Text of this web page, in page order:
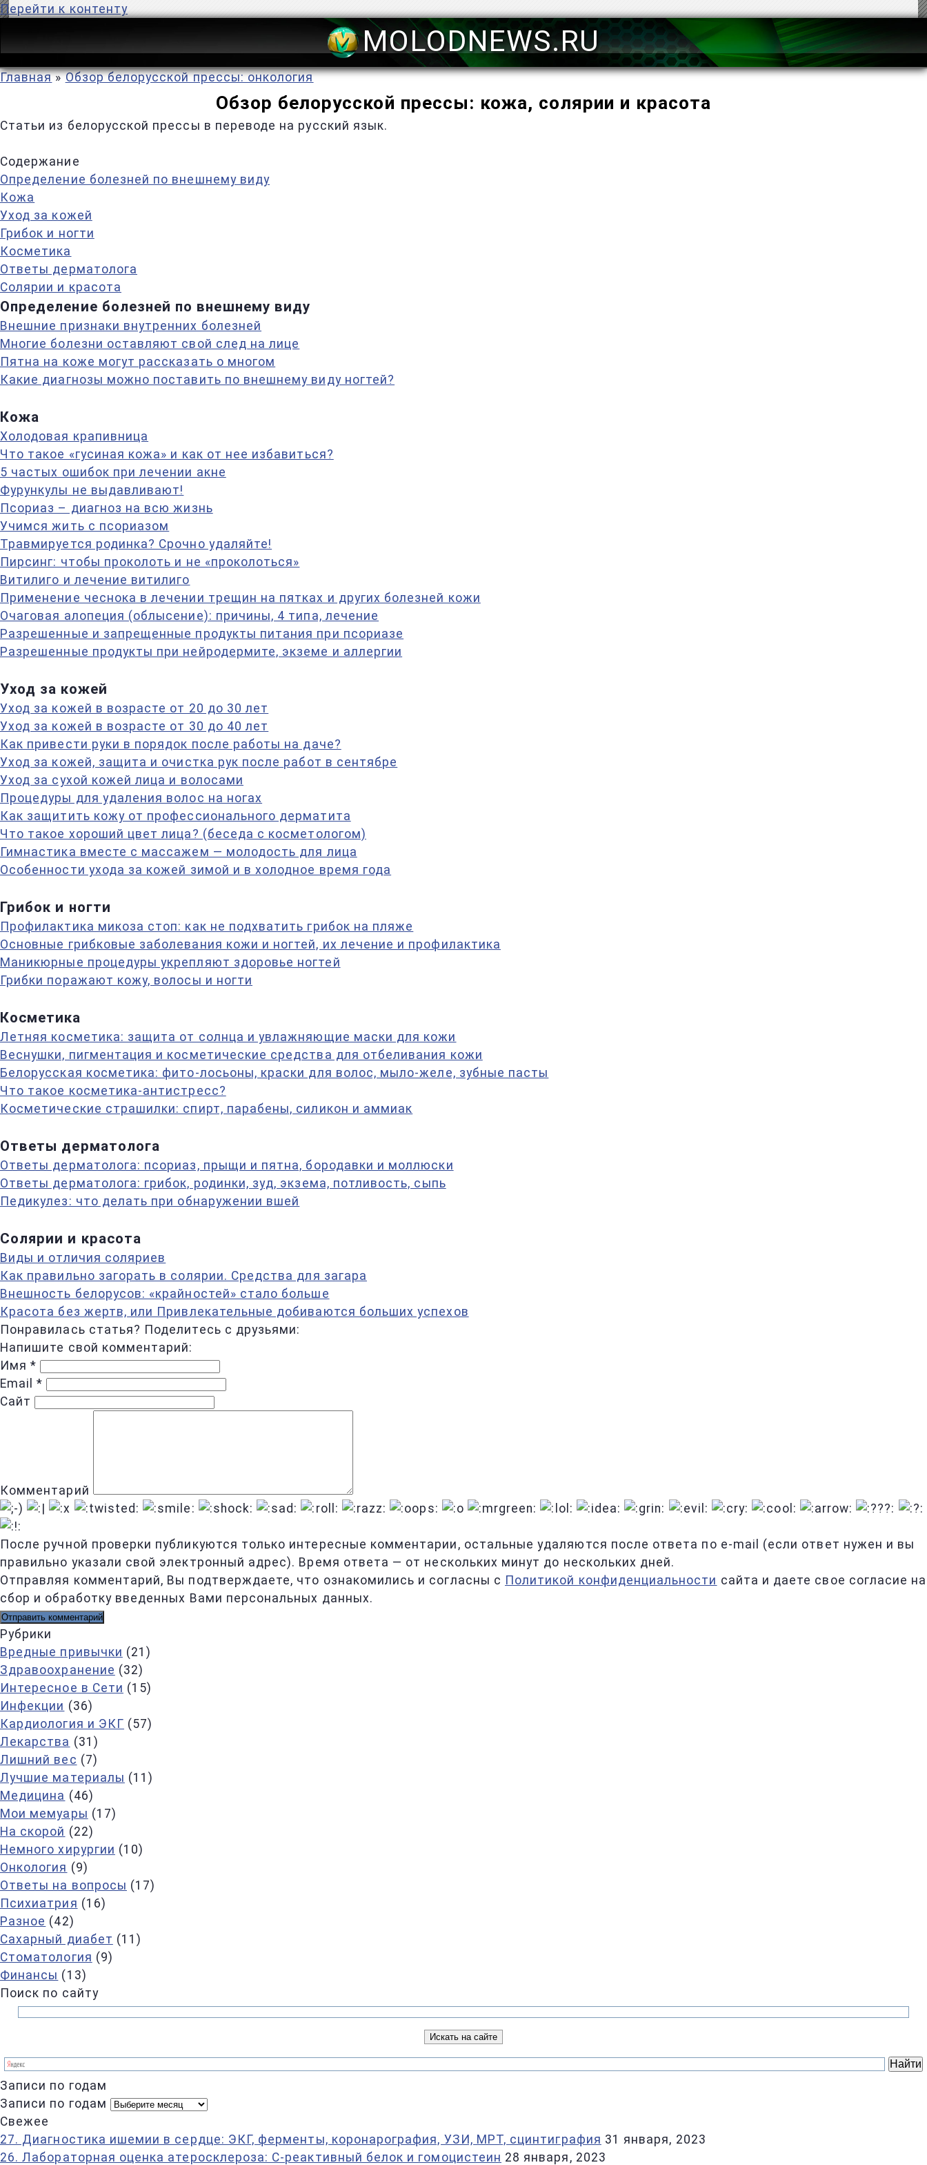
Перейти к контенту
MOLODNEWS.RU
Главная » Обзор белорусской прессы: онкология
Обзор белорусской прессы: кожа, солярии и красота
Статьи из белорусской прессы в переводе на русский язык.
Содержание
Определение болезней по внешнему виду
Кожа
Уход за кожей
Грибок и ногти
Косметика
Ответы дерматолога
Солярии и красота
Определение болезней по внешнему виду
Внешние признаки внутренних болезней
Многие болезни оставляют свой след на лице
Пятна на коже могут рассказать о многом
Какие диагнозы можно поставить по внешнему виду ногтей?
Кожа
Холодовая крапивница
Что такое «гусиная кожа» и как от нее избавиться?
5 частых ошибок при лечении акне
Фурункулы не выдавливают!
Псориаз – диагноз на всю жизнь
Учимся жить с псориазом
Травмируется родинка? Срочно удаляйте!
Пирсинг: чтобы проколоть и не «проколоться»
Витилиго и лечение витилиго
Применение чеснока в лечении трещин на пятках и других болезней кожи
Очаговая алопеция (облысение): причины, 4 типа, лечение
Разрешенные и запрещенные продукты питания при псориазе
Разрешенные продукты при нейродермите, экземе и аллергии
Уход за кожей
Уход за кожей в возрасте от 20 до 30 лет
Уход за кожей в возрасте от 30 до 40 лет
Как привести руки в порядок после работы на даче?
Уход за кожей, защита и очистка рук после работ в сентябре
Уход за сухой кожей лица и волосами
Процедуры для удаления волос на ногах
Как защитить кожу от профессионального дерматита
Что такое хороший цвет лица? (беседа с косметологом)
Гимнастика вместе с массажем — молодость для лица
Особенности ухода за кожей зимой и в холодное время года
Грибок и ногти
Профилактика микоза стоп: как не подхватить грибок на пляже
Основные грибковые заболевания кожи и ногтей, их лечение и профилактика
Маникюрные процедуры укрепляют здоровье ногтей
Грибки поражают кожу, волосы и ногти
Косметика
Летняя косметика: защита от солнца и увлажняющие маски для кожи
Веснушки, пигментация и косметические средства для отбеливания кожи
Белорусская косметика: фито-лосьоны, краски для волос, мыло-желе, зубные пасты
Что такое косметика-антистресс?
Косметические страшилки: спирт, парабены, силикон и аммиак
Ответы дерматолога
Ответы дерматолога: псориаз, прыщи и пятна, бородавки и моллюски
Ответы дерматолога: грибок, родинки, зуд, экзема, потливость, сыпь
Педикулез: что делать при обнаружении вшей
Солярии и красота
Виды и отличия соляриев
Как правильно загорать в солярии. Средства для загара
Внешность белорусов: «крайностей» стало больше
Красота без жертв, или Привлекательные добиваются больших успехов
Понравилась статья? Поделитесь с друзьями:
Напишите свой комментарий:
Имя*
Email*
Сайт
Комментарий
После ручной проверки публикуются только интересные комментарии, остальные удаляются после ответа по e-mail (если ответ нужен и вы
правильно указали свой электронный адрес). Время ответа — от нескольких минут до нескольких дней.
Отправляя комментарий, Вы подтверждаете, что ознакомились и согласны с Политикой конфиденциальности сайта и даете свое согласие на
сбор и обработку введенных Вами персональных данных.
Рубрики
Вредные привычки (21)
Здравоохранение (32)
Интересное в Сети (15)
Инфекции (36)
Кардиология и ЭКГ (57)
Лекарства (31)
Лишний вес (7)
Лучшие материалы (11)
Медицина (46)
Мои мемуары (17)
На скорой (22)
Немного хирургии (10)
Онкология (9)
Ответы на вопросы (17)
Психиатрия (16)
Разное (42)
Сахарный диабет (11)
Стоматология (9)
Финансы (13)
Поиск по сайту
Записи по годам
Записи по годам
Свежее
27. Диагностика ишемии в сердце: ЭКГ, ферменты, коронарография, УЗИ, МРТ, сцинтиграфия 31 января, 2023
26. Лабораторная оценка атеросклероза: С-реактивный белок и гомоцистеин 28 января, 2023